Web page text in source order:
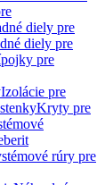
diely pre
diely pre
pre
Izolácie pre
Kryty pre
rúry pre